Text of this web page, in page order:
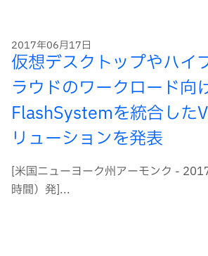
2017年06月17日
仮想デスクトップやハイ
ラウドのワークロード向
FlashSystemを統合した
リューションを発表
[米国ニューヨーク州アーモンク -
時間）発]...